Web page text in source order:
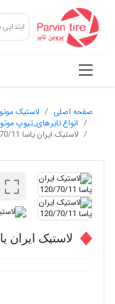
صفحه اصلی
لاستیک
انواع تایرهای_تیوپ
لاستیک ایران یاسا 120/70/11
لاستیک ایران یاسا 120/